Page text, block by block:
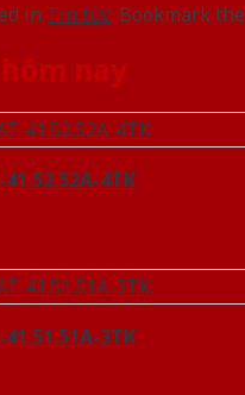
in Tin tức. Bookmark the
nay
4TK
3TK